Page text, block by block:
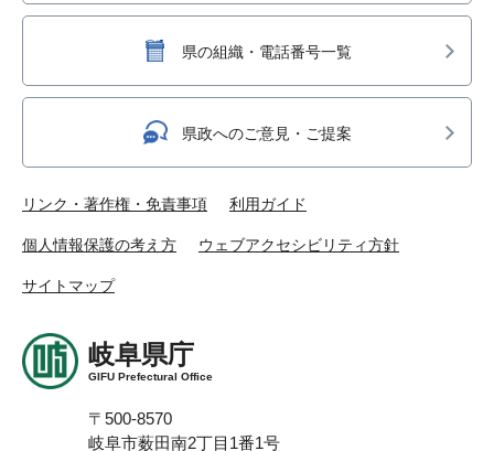
県の組織・電話番号一覧
県政へのご意見・ご提案
リンク・著作権・免責事項 利用ガイド
個人情報保護の考え方 ウェブアクセシビリティ方針
サイトマップ
岐阜県庁
GIFU Prefectural Office
〒500-8570
岐阜市薮田南2丁目1番1号